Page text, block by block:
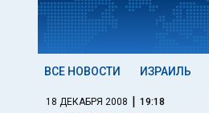
ВСЕ НОВОСТИ ИЗРАИЛЬ
18 ДЕКАБРЯ 2008 | 19:18